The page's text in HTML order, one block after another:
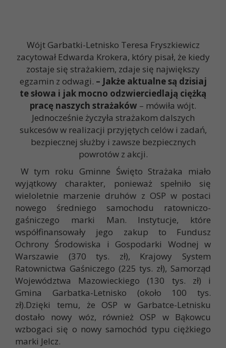
Wójt Garbatki-Letnisko Teresa Fryszkiewicz
zacytował Edwarda Krokera, który pisał, że kiedy
zostaje się strażakiem, zdaje się największy
egzamin z odwagi. – Jakże aktualne są dzisiaj
te słowa i jak mocno odzwierciedlają ciężką
pracę naszych strażaków – mówiła wójt.
Jednocześnie życzyła strażakom dalszych
sukcesów w realizacji przyjętych celów i zadań,
bezpiecznej służby i zawsze bezpiecznych
powrotów z akcji.
W tym roku Gminne Święto Strażaka miało
wyjątkowy charakter, ponieważ spełniło się
wieloletnie marzenie druhów z OSP w postaci
nowego średniego samochodu ratowniczo-
gaśniczego marki Man. Instytucje, które
współfinansowały jego zakup to Fundusz
Ochrony Środowiska i Gospodarki Wodnej w
Warszawie (370 tys. zł), Krajowy System
Ratownictwa Gaśniczego (225 tys. zł), Samorząd
Województwa Mazowieckiego (130 tys. zł) i
Gmina Garbatka-Letnisko (około 100 tys.
zł).Dzięki temu, że OSP w Garbatce-Letnisku
dostało nowy wóz, również OSP w Bąkowcu
wzbogaci się o nowy samochód typu ciężkiego
marki Jelcz.